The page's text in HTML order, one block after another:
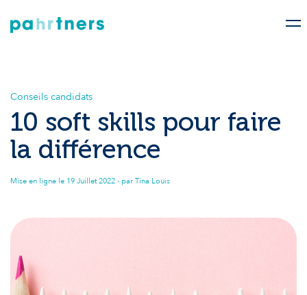
Conseils candidats
10 soft skills pour faire
la différence
Mise en ligne le 19 Juillet 2022 · par Tina Louis